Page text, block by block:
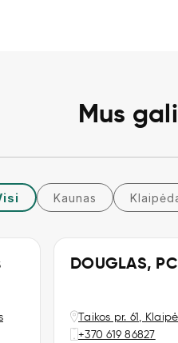
Mus
Kaunas
DOUGLAS,
Taikos pr. 61,
+370 619 86827